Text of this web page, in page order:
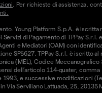
. Per richieste di assistenza,
Young Platform S.p.A. è iscritta
Servizi di Pagamento di TPPay S.r.l.
e Mediatori (OAM) con
SP5627. TPPay S.r.l. è iscritto al
(IMEL), Codice Meccanografico
dell’articolo 114-quater,
1993, e successive modificazioni
Via Serviliano Lattuada, 25, 20135